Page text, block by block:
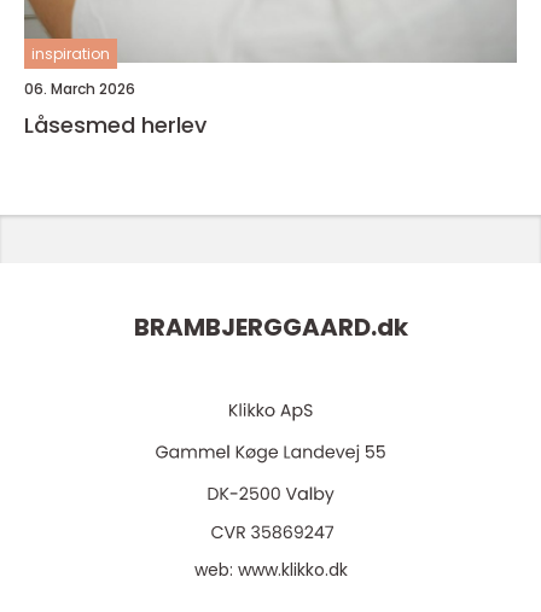
inspiration
06. March 2026
Låsesmed herlev
BRAMBJERGGAARD.dk
web: www.klikko.dk